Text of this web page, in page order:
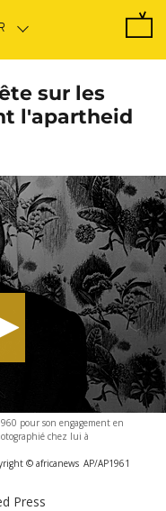
sur les
l'apartheid
pour son engagement en
chez lui à
© africanews AP/AP1961
Press